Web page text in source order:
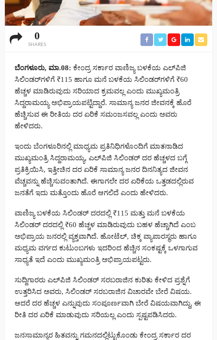
0
SHARES
ಬೆಂಗಳೂರು, ಮಾ.08: ಕೇಂದ್ರ ಸರ್ಕಾರ ವಾಣಿಜ್ಯ ಬಳಕೆಯ ಎಲ್‌ಪಿಜಿ
ಸಿಲಿಂಡರ್‌ಗಳಿಗೆ ₹115 ಹಾಗೂ ಮನೆ ಬಳಕೆಯ ಸಿಲಿಂಡರ್‌ಗಳಿಗೆ ₹60
ಹೆಚ್ಚಳ ಮಾಡಿರುವುದು ಸರಿಯಾದ ಕ್ರಮವಲ್ಲ ಎಂದು ಮುಖ್ಯಮಂತ್ರಿ
ಸಿದ್ದರಾಮಯ್ಯ ಅಭಿಪ್ರಾಯಪಟ್ಟಿದ್ದಾರೆ. ಸಾಮಾನ್ಯ ಜನರ ಜೀವನಕ್ಕೆ ಹೊರೆ
ಹೆಚ್ಚಿಸುವ ಈ ರೀತಿಯ ದರ ಏರಿಕೆ ಸಮಂಜಸವಲ್ಲ ಎಂದು ಅವರು
ಹೇಳಿದರು.
ಇಂದು ಬೆಂಗಳೂರಿನಲ್ಲಿ ಮಾಧ್ಯಮ ಪ್ರತಿನಿಧಿಗಳೊಂದಿಗೆ ಮಾತನಾಡಿದ
ಮುಖ್ಯಮಂತ್ರಿ ಸಿದ್ದರಾಮಯ್ಯ, ಎಲ್‌ಪಿಜಿ ಸಿಲಿಂಡರ್ ದರ ಹೆಚ್ಚಳದ ಬಗ್ಗೆ
ಪ್ರತಿಕ್ರಿಯಿಸಿ, ಇತ್ತೀಚಿನ ದರ ಏರಿಕೆ ಸಾಮಾನ್ಯ ಜನರ ದಿನನಿತ್ಯದ ಜೀವನ
ವೆಚ್ಚವನ್ನು ಹೆಚ್ಚಿಸುವಂತಾಗಿದೆ. ಈಗಾಗಲೇ ದರ ಏರಿಕೆಯ ಒತ್ತಡದಲ್ಲಿರುವ
ಜನತೆಗೆ ಇದು ಮತ್ತೊಂದು ಹೊರೆ ಆಗಲಿದೆ ಎಂದು ಹೇಳಿದರು.
ವಾಣಿಜ್ಯ ಬಳಕೆಯ ಸಿಲಿಂಡರ್ ದರದಲ್ಲಿ ₹115 ಮತ್ತು ಮನೆ ಬಳಕೆಯ
ಸಿಲಿಂಡರ್ ದರದಲ್ಲಿ ₹60 ಹೆಚ್ಚಳ ಮಾಡಿರುವುದು ಬಹಳ ಹೆಚ್ಚಾಗಿದೆ ಎಂಬ
ಅಭಿಪ್ರಾಯ ಜನರಲ್ಲಿ ವ್ಯಕ್ತವಾಗಿದೆ. ಹೋಟೆಲ್, ಚಿಕ್ಕ ವ್ಯಾಪಾರಸ್ಥರು ಹಾಗೂ
ಮಧ್ಯಮ ವರ್ಗದ ಕುಟುಂಬಗಳು ಇದರಿಂದ ಹೆಚ್ಚಿನ ಸಂಕಷ್ಟಕ್ಕೆ ಒಳಗಾಗುವ
ಸಾಧ್ಯತೆ ಇದೆ ಎಂದು ಮುಖ್ಯಮಂತ್ರಿ ಅಭಿಪ್ರಾಯಪಟ್ಟರು.
ಸುದ್ದಿಗಾರರು ಎಲ್‌ಪಿಜಿ ಸಿಲಿಂಡರ್ ಸರಬರಾಜಿನ ಕುರಿತು ಕೇಳಿದ ಪ್ರಶ್ನೆಗೆ
ಉತ್ತರಿಸಿದ ಅವರು, ಸಿಲಿಂಡರ್ ಸರಬರಾಜಿನ ವಿಚಾರವೇ ಬೇರೆ ವಿಷಯ.
ಆದರೆ ದರ ಹೆಚ್ಚಳ ಎನ್ನುವುದು ಸಂಪೂರ್ಣವಾಗಿ ಬೇರೆ ವಿಷಯವಾಗಿದ್ದು, ಈ
ರೀತಿ ದರ ಏರಿಕೆ ಮಾಡುವುದು ಸರಿಯಲ್ಲ ಎಂದು ಸ್ಪಷ್ಟಪಡಿಸಿದರು.
ಜನಸಾಮಾನ್ಯರ ಹಿತವನ್ನು ಗಮನದಲ್ಲಿಟ್ಟುಕೊಂಡು ಕೇಂದ್ರ ಸರ್ಕಾರ ದರ